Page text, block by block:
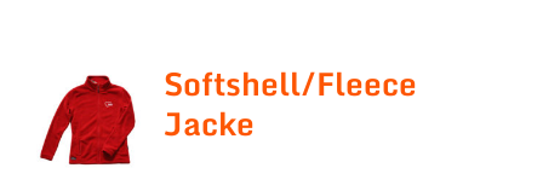
Softshell/Fleece
Jacke